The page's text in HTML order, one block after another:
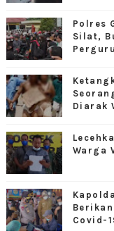
Polres
Silat,
Diarak
Warga
Covid-